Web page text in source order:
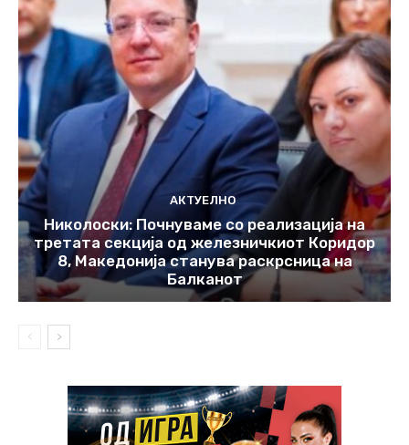
АКТУЕЛНО
Николоски: Почнуваме со реализација на
третата секција од железничкиот Коридор
8, Македонија станува раскрсница на
Балканот